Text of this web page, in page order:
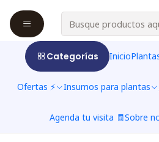
Categorías Inicio
Ofertas ⚡ Insumos para plantas
Agenda tu visita 🧾Sobre